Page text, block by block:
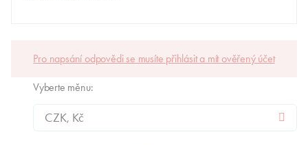
Pro napsání odpovědi se musíte přihlásit a mít ověřený účet
Vyberte měnu: